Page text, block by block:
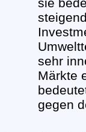
sehr
Märkte
gegen